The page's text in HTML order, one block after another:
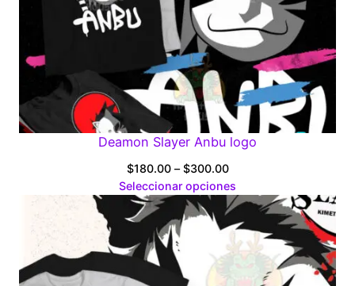
Deamon Slayer Anbu logo
$180.00 – $300.00Price
range:
$180.00
through
$300.00
Seleccionar opciones